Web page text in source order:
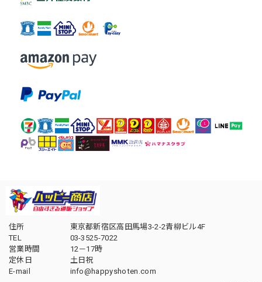
住所
東京都新宿区高田馬場3-2-2青柳ビル4F
TEL
03-3525-7022
営業時間
12－17時
定休日
土日祝
E-mail
info@happyshoten.com